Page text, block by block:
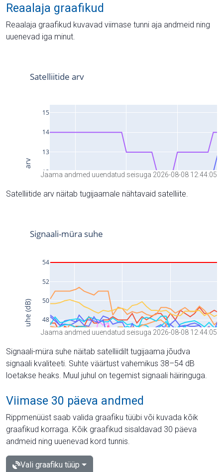
Reaalaja graafikud
Reaalaja graafikud kuvavad viimase tunni aja andmeid ning
uuenevad iga minut.
Jaama andmed uuendatud seisuga 2026-08-08 12:44:05
Satelliitide arv näitab tugijaamale nähtavaid satelliite.
Jaama andmed uuendatud seisuga 2026-08-08 12:44:05
Signaali-müra suhe näitab satelliidilt tugijaama jõudva
signaali kvaliteeti. Suhte väärtust vahemikus 38–54 dB
loetakse heaks. Muul juhul on tegemist signaali häiringuga.
Viimase 30 päeva andmed
Rippmenüüst saab valida graafiku tüübi või kuvada kõik
graafikud korraga. Kõik graafikud sisaldavad 30 päeva
andmeid ning uuenevad kord tunnis.
Vali graafiku tüüp